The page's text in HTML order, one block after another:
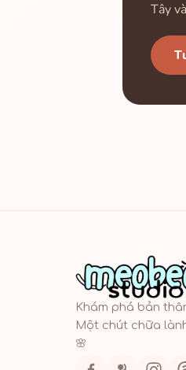
Tây
Khám phá bản
Một chút chữa
🌸